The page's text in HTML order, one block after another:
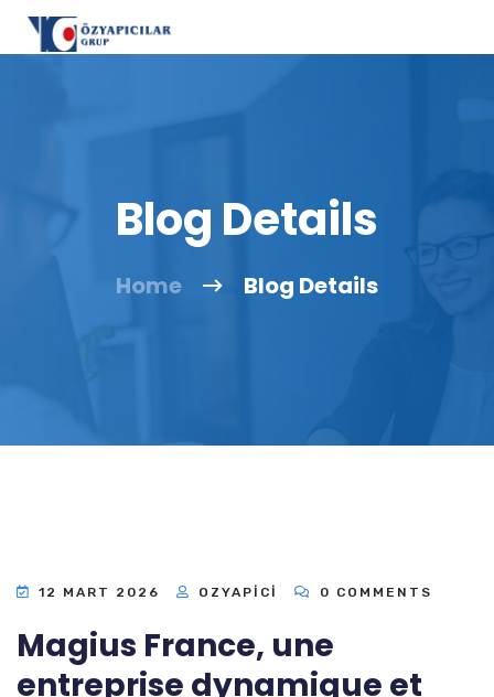
Blog Details
Home Blog Details
12 MART 2026 OZYAPICI 0 COMMENTS
Magius France, une
entreprise dynamique et